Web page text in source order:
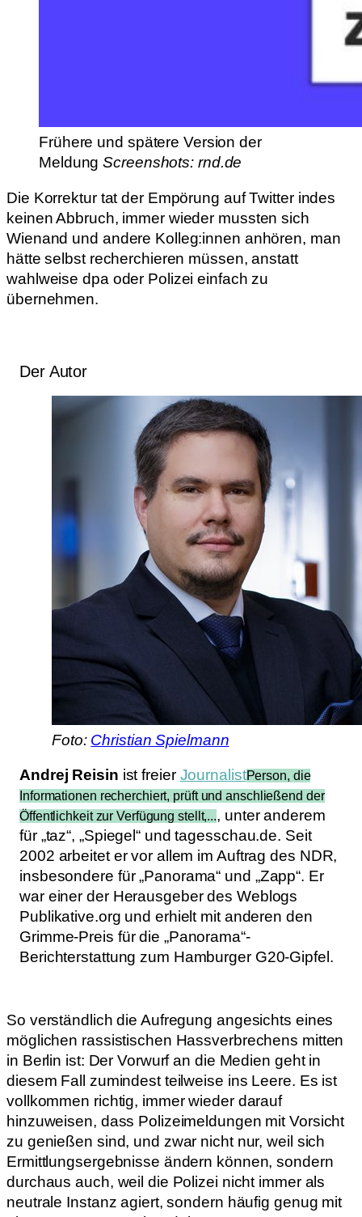
Frühere und spätere Version der
MeldungScreenshots: rnd.de
Die Korrektur tat der Empörung auf Twitter indes
keinen Abbruch, immer wieder mussten sich
Wienand und andere Kolleg:innen anhören, man
hätte selbst recherchieren müssen, anstatt
wahlweise dpa oder Polizei einfach zu
übernehmen.
Der Autor
Foto: Christian Spielmann
Andrej Reisin ist freier JournalistPerson, die
Informationen recherchiert, prüft und anschließend der
Öffentlichkeit zur Verfügung stellt,..., unter anderem
für „taz“, „Spiegel“ und tagesschau.de. Seit
2002 arbeitet er vor allem im Auftrag des NDR,
insbesondere für „Panorama“ und „Zapp“. Er
war einer der Herausgeber des Weblogs
Publikative.org und erhielt mit anderen den
Grimme-Preis für die „Panorama“-
Berichterstattung zum Hamburger G20-Gipfel.
So verständlich die Aufregung angesichts eines
möglichen rassistischen Hassverbrechens mitten
in Berlin ist: Der Vorwurf an die Medien geht in
diesem Fall zumindest teilweise ins Leere. Es ist
vollkommen richtig, immer wieder darauf
hinzuweisen, dass Polizeimeldungen mit Vorsicht
zu genießen sind, und zwar nicht nur, weil sich
Ermittlungsergebnisse ändern können, sondern
durchaus auch, weil die Polizei nicht immer als
neutrale Instanz agiert, sondern häufig genug mit